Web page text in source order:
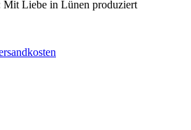
Mit Liebe in Lünen produziert